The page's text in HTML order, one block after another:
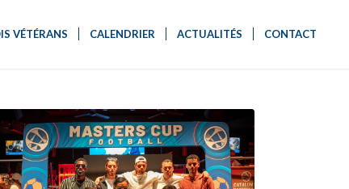
VÉTÉRANS CALENDRIER ACTUALITÉS CONTACT